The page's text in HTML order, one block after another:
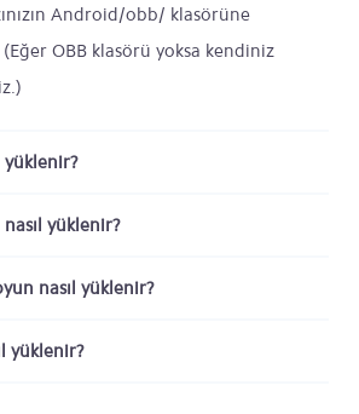
Android/obb/ klasörüne
OBB klasörü yoksa kendiniz
yüklenir?
yüklenir?
nasıl yüklenir?
yüklenir?